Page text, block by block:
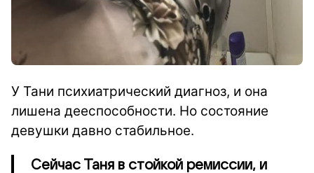
У Тани психиатрический диагноз, и она
лишена дееспособности. Но состояние
девушки давно стабильное.
Сейчас Таня в стойкой ремиссии, и